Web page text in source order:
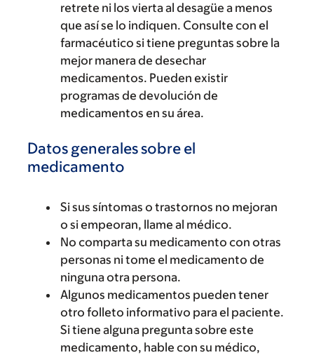
retrete ni los vierta al desagüe a menos
que así se lo indiquen. Consulte con el
farmacéutico si tiene preguntas sobre la
mejor manera de desechar
medicamentos. Pueden existir
programas de devolución de
medicamentos en su área.
Datos generales sobre el
medicamento
Si sus síntomas o trastornos no mejoran
o si empeoran, llame al médico.
No comparta su medicamento con otras
personas ni tome el medicamento de
ninguna otra persona.
Algunos medicamentos pueden tener
otro folleto informativo para el paciente.
Si tiene alguna pregunta sobre este
medicamento, hable con su médico,